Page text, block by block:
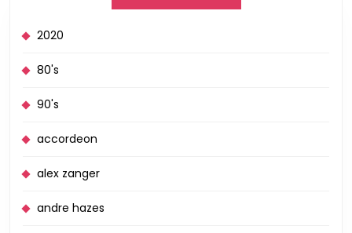
2020
80's
90's
accordeon
alex zanger
andre hazes